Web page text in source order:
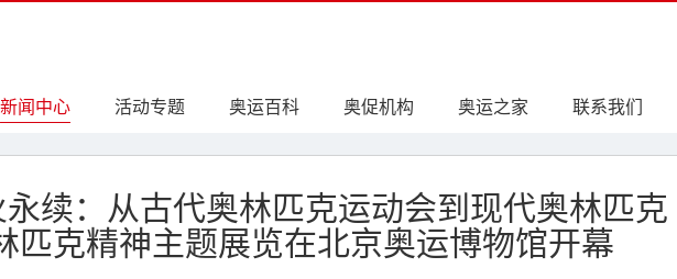
新闻中心 活动专题 奥运百科 奥促机构 奥运之家 联系我们
永续：从古代奥林匹克运动会到现代奥林匹克
匹克精神主题展览在北京奥运博物馆开幕